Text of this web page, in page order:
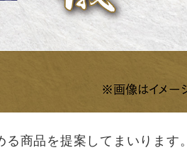
商品を提案してまいります。